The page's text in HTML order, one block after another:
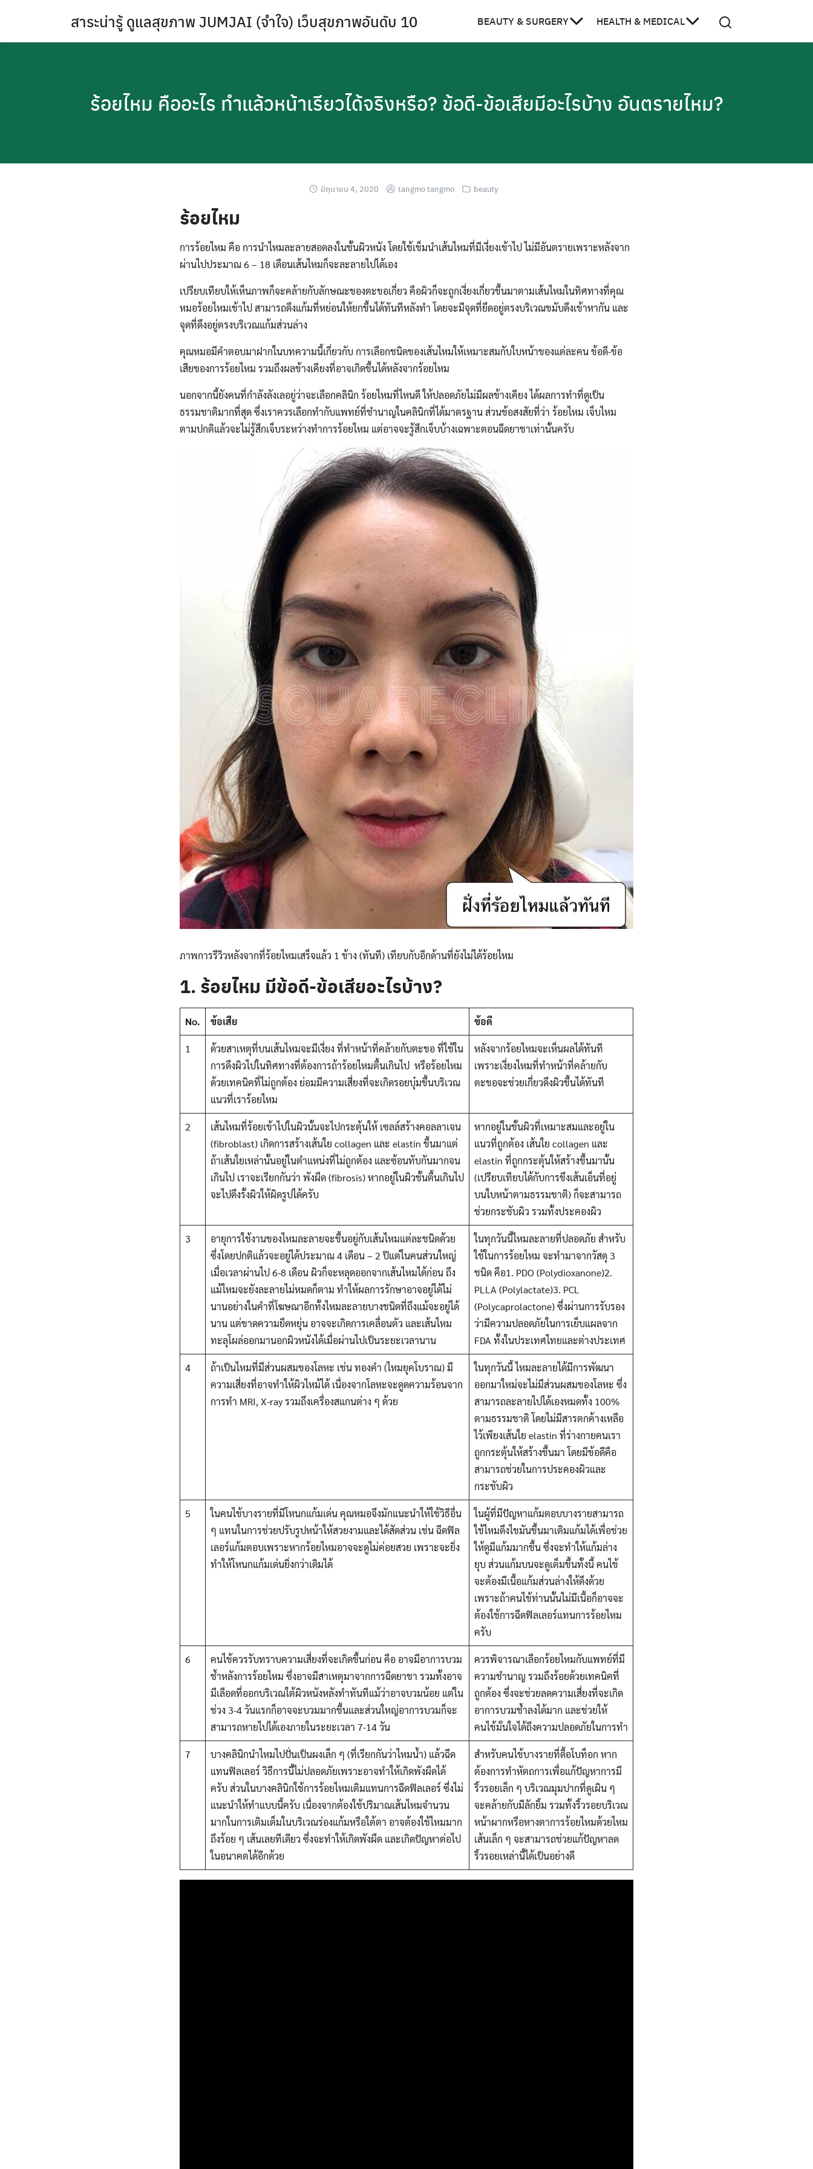
สาระน่ารู้ ดูแลสุขภาพ JUMJAI (จำใจ) เว็บสุขภาพอันดับ 10 BEAUTY & SURGERY HEALTH & MEDICAL
Search
for:
ร้อยไหม คืออะไร ทำแล้วหน้าเรียวได้จริงหรือ? ข้อดี-ข้อเสียมีอะไรบ้าง อันตรายไหม?
มิถุนายน 4, 2020 tangmo tangmo beauty
ร้อยไหม
การร้อยไหม คือ การนำไหมละลายสอดลงในชั้นผิวหนัง โดยใช้เข็มนำเส้นไหมที่มีเงี่ยงเข้าไป ไม่มีอันตรายเพราะหลังจาก
ผ่านไปประมาณ 6 – 18 เดือนเส้นไหมก็จะละลายไปได้เอง
เปรียบเทียบให้เห็นภาพก็จะคล้ายกับลักษณะของตะขอเกี่ยว คือผิวก็จะถูกเงี่ยงเกี่ยวขึ้นมาตามเส้นไหมในทิศทางที่คุณ
หมอร้อยไหมเข้าไป สามารถดึงแก้มที่หย่อนให้ยกขึ้นได้ทันทีหลังทำ โดยจะมีจุดที่ยึดอยู่ตรงบริเวณขมับดึงเข้าหากัน และ
จุดที่ดึงอยู่ตรงบริเวณแก้มส่วนล่าง
คุณหมอมีคำตอบมาฝากในบทความนี้เกี่ยวกับ การเลือกชนิดของเส้นไหมให้เหมาะสมกับใบหน้าของแต่ละคน ข้อดี-ข้อ
เสียของการร้อยไหม รวมถึงผลข้างเคียงที่อาจเกิดขึ้นได้หลังจากร้อยไหม
นอกจากนี้ยังคนที่กำลังลังเลอยู่ว่าจะเลือกคลินิก ร้อยไหมที่ไหนดี ให้ปลอดภัยไม่มีผลข้างเคียง ได้ผลการทำที่ดูเป็น
ธรรมชาติมากที่สุด ซึ่งเราควรเลือกทำกับแพทย์ที่ชำนาญในคลินิกที่ได้มาตรฐาน ส่วนข้อสงสัยที่ว่า ร้อยไหม เจ็บไหม
ตามปกติแล้วจะไม่รู้สึกเจ็บระหว่างทำการร้อยไหม แต่อาจจะรู้สึกเจ็บบ้างเฉพาะตอนฉีดยาชาเท่านั้นครับ
ภาพการรีวิวหลังจากที่ร้อยไหมเสร็จแล้ว 1 ข้าง (ทันที) เทียบกับอีกด้านที่ยังไม่ได้ร้อยไหม
1. ร้อยไหม มีข้อดี-ข้อเสียอะไรบ้าง?
No. ข้อเสีย ข้อดี
1
ด้วยสาเหตุที่บนเส้นไหมจะมีเงี่ยง ที่ทำหน้าที่คล้ายกับตะขอ ที่ใช้ใน
การดึงผิวไปในทิศทางที่ต้องการถ้าร้อยไหมตื้นเกินไป หรือร้อยไหม
ด้วยเทคนิคที่ไม่ถูกต้อง ย่อมมีความเสี่ยงที่จะเกิดรอยบุ๋มขึ้นบริเวณ
แนวที่เราร้อยไหม
หลังจากร้อยไหมจะเห็นผลได้ทันที
เพราะเงี่ยงไหมที่ทำหน้าที่คล้ายกับ
ตะขอจะช่วยเกี่ยวดึงผิวขึ้นได้ทันที
2
เส้นไหมที่ร้อยเข้าไปในผิวนั้นจะไปกระตุ้นให้ เซลล์สร้างคอลลาเจน
(fibroblast) เกิดการสร้างเส้นใย collagen และ elastin ขึ้นมาแต่
ถ้าเส้นใยเหล่านั้นอยู่ในตำแหน่งที่ไม่ถูกต้อง และซ้อนทับกันมากจน
เกินไป เราจะเรียกกันว่า พังผืด (fibrosis) หากอยู่ในผิวชั้นตื้นเกินไป
จะไปดึงรั้งผิวให้ผิดรูปได้ครับ
หากอยู่ในชั้นผิวที่เหมาะสมและอยู่ใน
แนวที่ถูกต้อง เส้นใย collagen และ
elastin ที่ถูกกระตุ้นให้สร้างขึ้นมานั้น
(เปรียบเทียบได้กับการขึงเส้นเอ็นที่อยู่
บนใบหน้าตามธรรมชาติ) ก็จะสามารถ
ช่วยกระชับผิว รวมทั้งประคองผิว
3
อายุการใช้งานของไหมละลายจะขึ้นอยู่กับเส้นไหมแต่ละชนิดด้วย
ซึ่งโดยปกติแล้วจะอยู่ได้ประมาณ 4 เดือน – 2 ปีแต่ในคนส่วนใหญ่
เมื่อเวลาผ่านไป 6-8 เดือน ผิวก็จะหลุดออกจากเส้นไหมได้ก่อน ถึง
แม้ไหมจะยังละลายไม่หมดก็ตาม ทำให้ผลการรักษาอาจอยู่ได้ไม่
นานอย่างในคำที่โฆษณาอีกทั้งไหมละลายบางชนิดที่ถึงแม้จะอยู่ได้
นาน แต่ขาดความยืดหยุ่น อาจจะเกิดการเคลื่อนตัว และเส้นไหม
ทะลุโผล่ออกมานอกผิวหนังได้เมื่อผ่านไปเป็นระยะเวลานาน
ในทุกวันนี้ไหมละลายที่ปลอดภัย สำหรับ
ใช้ในการร้อยไหม จะทำมาจากวัสดุ 3
ชนิด คือ1. PDO (Polydioxanone)2.
PLLA (Polylactate)3. PCL
(Polycaprolactone) ซึ่งผ่านการรับรอง
ว่ามีความปลอดภัยในการเย็บแผลจาก
FDA ทั้งในประเทศไทยและต่างประเทศ
4
ถ้าเป็นไหมที่มีส่วนผสมของโลหะ เช่น ทองคำ (ไหมยุคโบราณ) มี
ความเสี่ยงที่อาจทำให้ผิวไหม้ได้ เนื่องจากโลหะจะดูดความร้อนจาก
การทำ MRI, X-ray รวมถึงเครื่องสแกนต่าง ๆ ด้วย
ในทุกวันนี้ ไหมละลายได้มีการพัฒนา
ออกมาใหม่จะไม่มีส่วนผสมของโลหะ ซึ่ง
สามารถละลายไปได้เองหมดทั้ง 100%
ตามธรรมชาติ โดยไม่มีสารตกค้างเหลือ
ไว้เพียงเส้นใย elastin ที่ร่างกายคนเรา
ถูกกระตุ้นให้สร้างขึ้นมา โดยมีข้อดีคือ
สามารถช่วยในการประคองผิวและ
กระชับผิว
5
ในคนไข้บางรายที่มีโหนกแก้มเด่น คุณหมอจึงมักแนะนำให้ใช้วิธีอื่น
ๆ แทนในการช่วยปรับรูปหน้าให้สวยงามและได้สัดส่วน เช่น ฉีดฟิล
เลอร์แก้มตอบเพราะหากร้อยไหมอาจจะดูไม่ค่อยสวย เพราะจะยิ่ง
ทำให้โหนกแก้มเด่นยิ่งกว่าเดิมได้
ในผู้ที่มีปัญหาแก้มตอบบางรายสามารถ
ใช้ไหมดึงไขมันขึ้นมาเติมแก้มได้เพื่อช่วย
ให้ดูมีแก้มมากขึ้น ซึ่งจะทำให้แก้มล่าง
ยุบ ส่วนแก้มบนจะดูเต็มขึ้นทั้งนี้ คนไข้
จะต้องมีเนื้อแก้มส่วนล่างให้ดึงด้วย
เพราะถ้าคนไข้ท่านนั้นไม่มีเนื้อก็อาจจะ
ต้องใช้การฉีดฟิลเลอร์แทนการร้อยไหม
ครับ
6
คนไข้ควรรับทราบความเสี่ยงที่จะเกิดขึ้นก่อน คือ อาจมีอาการบวม
ช้ำหลังการร้อยไหม ซึ่งอาจมีสาเหตุมาจากการฉีดยาชา รวมทั้งอาจ
มีเลือดที่ออกบริเวณใต้ผิวหนังหลังทำทันทีแม้ว่าอาจบวมน้อย แต่ใน
ช่วง 3-4 วันแรกก็อาจจะบวมมากขึ้นและส่วนใหญ่อาการบวมก็จะ
สามารถหายไปได้เองภายในระยะเวลา 7-14 วัน
ควรพิจารณาเลือกร้อยไหมกับแพทย์ที่มี
ความชำนาญ รวมถึงร้อยด้วยเทคนิคที่
ถูกต้อง ซึ่งจะช่วยลดความเสี่ยงที่จะเกิด
อาการบวมช้ำลงได้มาก และช่วยให้
คนไข้มั่นใจได้ถึงความปลอดภัยในการทำ
7
บางคลินิกนำไหมไปปั่นเป็นผงเล็ก ๆ (ที่เรียกกันว่าไหมน้ำ) แล้วฉีด
แทนฟิลเลอร์ วิธีการนี้ไม่ปลอดภัยเพราะอาจทำให้เกิดพังผืดได้
ครับ ส่วนในบางคลินิกใช้การร้อยไหมเติมแทนการฉีดฟิลเลอร์ ซึ่งไม่
แนะนำให้ทำแบบนี้ครับ เนื่องจากต้องใช้ปริมาณเส้นไหมจำนวน
มากในการเติมเต็มในบริเวณร่องแก้มหรือใต้ตา อาจต้องใช้ไหมมาก
ถึงร้อย ๆ เส้นเลยทีเดียว ซึ่งจะทำให้เกิดพังผืด และเกิดปัญหาต่อไป
ในอนาคตได้อีกด้วย
สำหรับคนไข้บางรายที่ดื้อโบท็อก หาก
ต้องการทำหัตถการเพื่อแก้ปัญหาการมี
ริ้วรอยเล็ก ๆ บริเวณมุมปากที่ดูเผิน ๆ
จะคล้ายกับมีลักยิ้ม รวมทั้งริ้วรอยบริเวณ
หน้าผากหรือหางตาการร้อยไหมด้วยไหม
เส้นเล็ก ๆ จะสามารถช่วยแก้ปัญหาลด
ริ้วรอยเหล่านี้ได้เป็นอย่างดี